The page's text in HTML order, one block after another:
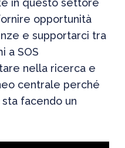
in questo settore
opportunità
e supportarci tra
a SOS
nella ricerca e
centrale perché
sta facendo un